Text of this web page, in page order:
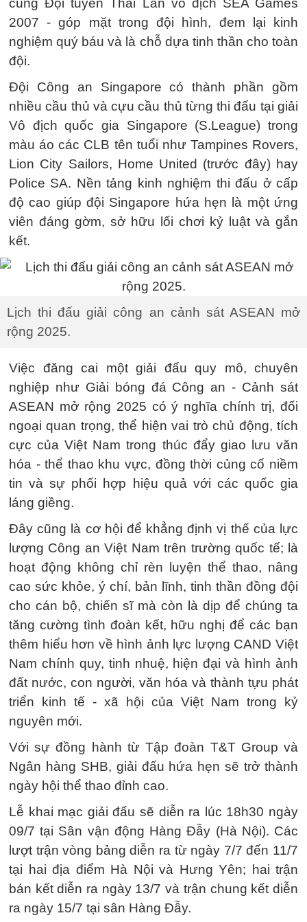
cùng Đội tuyển Thái Lan vô địch SEA Games
2007 - góp mặt trong đội hình, đem lại kinh
nghiệm quý báu và là chỗ dựa tinh thần cho toàn
đội.
Đội Công an Singapore có thành phần gồm
nhiều cầu thủ và cựu cầu thủ từng thi đấu tại giải
Vô địch quốc gia Singapore (S.League) trong
màu áo các CLB tên tuổi như Tampines Rovers,
Lion City Sailors, Home United (trước đây) hay
Police SA. Nền tảng kinh nghiệm thi đấu ở cấp
độ cao giúp đội Singapore hứa hẹn là một ứng
viên đáng gờm, sở hữu lối chơi kỷ luật và gắn
kết.
Lịch thi đấu giải công an cảnh sát ASEAN mở
rộng 2025.
Việc đăng cai một giải đấu quy mô, chuyên
nghiệp như Giải bóng đá Công an - Cảnh sát
ASEAN mở rộng 2025 có ý nghĩa chính trị, đối
ngoại quan trọng, thể hiện vai trò chủ động, tích
cực của Việt Nam trong thúc đẩy giao lưu văn
hóa - thể thao khu vực, đồng thời củng cố niềm
tin và sự phối hợp hiệu quả với các quốc gia
láng giềng.
Đây cũng là cơ hội để khẳng định vị thế của lực
lượng Công an Việt Nam trên trường quốc tế; là
hoạt động không chỉ rèn luyện thể thao, nâng
cao sức khỏe, ý chí, bản lĩnh, tinh thần đồng đội
cho cán bộ, chiến sĩ mà còn là dịp để chúng ta
tăng cường tình đoàn kết, hữu nghị để các bạn
thêm hiểu hơn về hình ảnh lực lượng CAND Việt
Nam chính quy, tinh nhuệ, hiện đại và hình ảnh
đất nước, con người, văn hóa và thành tựu phát
triển kinh tế - xã hội của Việt Nam trong kỷ
nguyên mới.
Với sự đồng hành từ Tập đoàn T&T Group và
Ngân hàng SHB, giải đấu hứa hẹn sẽ trở thành
ngày hội thể thao đỉnh cao.
Lễ khai mạc giải đấu sẽ diễn ra lúc 18h30 ngày
09/7 tại Sân vận động Hàng Đẫy (Hà Nội). Các
lượt trận vòng bảng diễn ra từ ngày 7/7 đến 11/7
tại hai địa điểm Hà Nội và Hưng Yên; hai trận
bán kết diễn ra ngày 13/7 và trận chung kết diễn
ra ngày 15/7 tại sân Hàng Đẫy.